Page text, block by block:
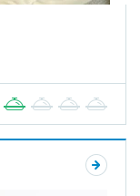
2 3 4